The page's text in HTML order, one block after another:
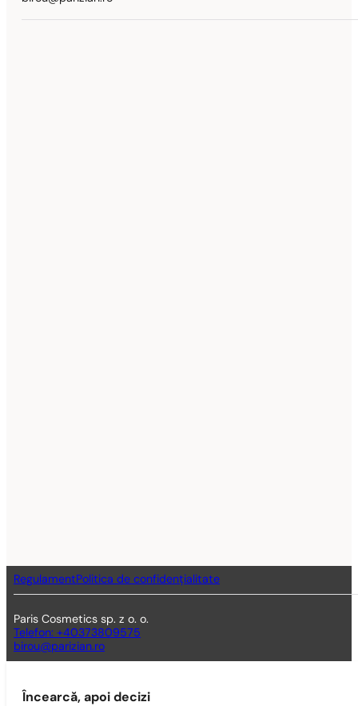
RegulamentPolitica de confidențialitate
Paris Cosmetics sp. z o. o.
Telefon: +40373809575
birou@parizian.ro
Încearcă, apoi decizi